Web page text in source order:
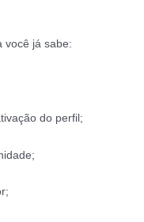
você já sabe:
do perfil;